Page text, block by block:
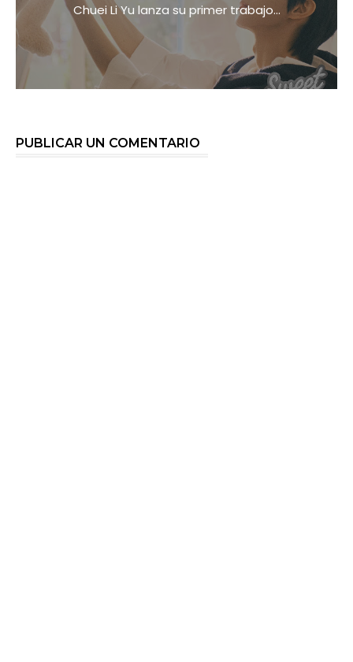
Chuei Li Yu lanza su primer trabajo...
PUBLICAR UN COMENTARIO